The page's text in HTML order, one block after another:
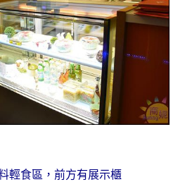
輕食區，前方有展示櫃